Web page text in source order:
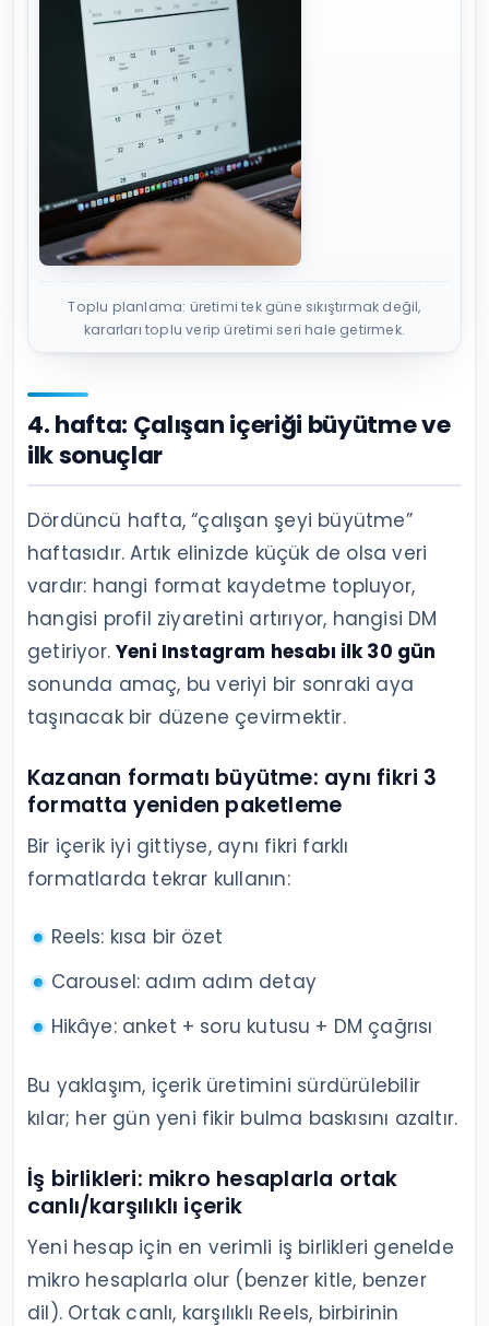
Toplu planlama: üretimi tek güne sıkıştırmak değil,
kararları toplu verip üretimi seri hale getirmek.
4. hafta: Çalışan içeriği büyütme ve
ilk sonuçlar
Dördüncü hafta, “çalışan şeyi büyütme”
haftasıdır. Artık elinizde küçük de olsa veri
vardır: hangi format kaydetme topluyor,
hangisi profil ziyaretini artırıyor, hangisi DM
getiriyor.Yeni Instagram hesabı ilk 30 gün
sonunda amaç, bu veriyi bir sonraki aya
taşınacak bir düzene çevirmektir.
Kazanan formatı büyütme: aynı fikri 3
formatta yeniden paketleme
Bir içerik iyi gittiyse, aynı fikri farklı
formatlarda tekrar kullanın:
Reels: kısa bir özet
Carousel: adım adım detay
Hikâye: anket + soru kutusu + DM çağrısı
Bu yaklaşım, içerik üretimini sürdürülebilir
kılar; her gün yeni fikir bulma baskısını azaltır.
İş birlikleri: mikro hesaplarla ortak
canlı/karşılıklı içerik
Yeni hesap için en verimli iş birlikleri genelde
mikro hesaplarla olur (benzer kitle, benzer
dil). Ortak canlı, karşılıklı Reels, birbirinin